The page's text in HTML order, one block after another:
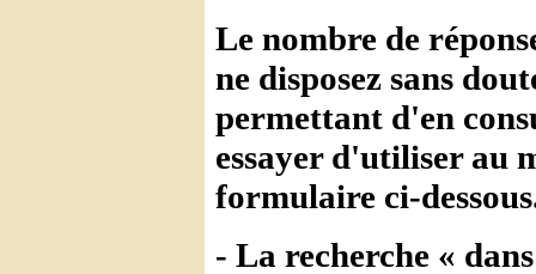
Le nombre de
ne disposez sans
permettant d'en
essayer d'utiliser au
formulaire ci-
- La recherche «